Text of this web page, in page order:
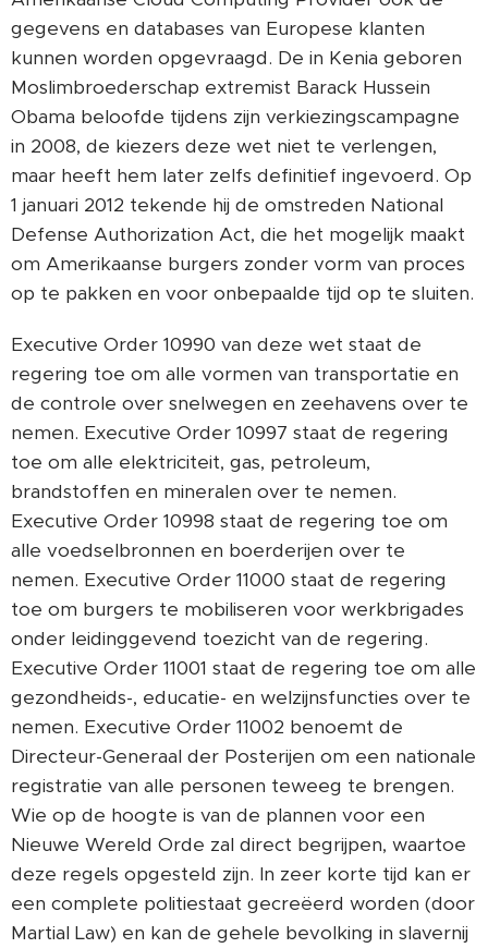
gegevens en databases van Europese klanten
kunnen worden opgevraagd. De in Kenia geboren
Moslimbroederschap extremist Barack Hussein
Obama beloofde tijdens zijn verkiezingscampagne
in 2008, de kiezers deze wet niet te verlengen,
maar heeft hem later zelfs definitief ingevoerd. Op
1 januari 2012 tekende hij de omstreden National
Defense Authorization Act, die het mogelijk maakt
om Amerikaanse burgers zonder vorm van proces
op te pakken en voor onbepaalde tijd op te sluiten.
Executive Order 10990 van deze wet staat de
regering toe om alle vormen van transportatie en
de controle over snelwegen en zeehavens over te
nemen. Executive Order 10997 staat de regering
toe om alle elektriciteit, gas, petroleum,
brandstoffen en mineralen over te nemen.
Executive Order 10998 staat de regering toe om
alle voedselbronnen en boerderijen over te
nemen. Executive Order 11000 staat de regering
toe om burgers te mobiliseren voor werkbrigades
onder leidinggevend toezicht van de regering.
Executive Order 11001 staat de regering toe om alle
gezondheids-, educatie- en welzijnsfuncties over te
nemen. Executive Order 11002 benoemt de
Directeur-Generaal der Posterijen om een nationale
registratie van alle personen teweeg te brengen.
Wie op de hoogte is van de plannen voor een
Nieuwe Wereld Orde zal direct begrijpen, waartoe
deze regels opgesteld zijn. In zeer korte tijd kan er
een complete politiestaat gecreëerd worden (door
Martial Law) en kan de gehele bevolking in slavernij